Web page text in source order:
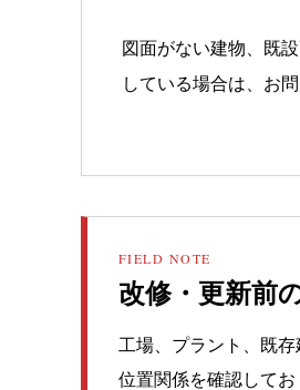
図面がない建物、既
している場合は、お
FIELD NOTE
改修・更新前
工場、プラント、既
位置関係を確認してお